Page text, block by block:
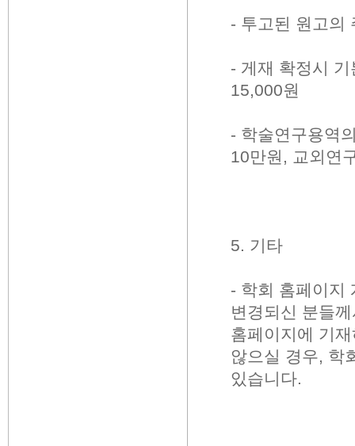
- 투고된 원고의
- 게재 확정시
15,000원
- 학술연구용역
10만원 , 교외연
5. 기타
- 학회 홈페이지
변경되신 분들
홈페이지에 기
않으실 경우, 학
있습니다.